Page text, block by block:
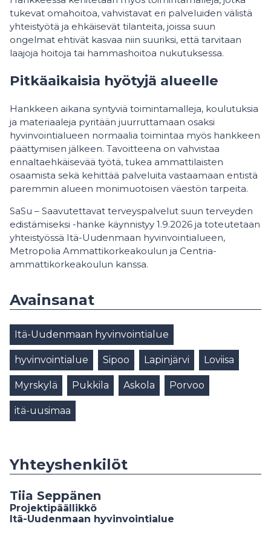
tukevat omahoitoa, vahvistavat eri palveluiden välistä
yhteistyötä ja ehkäisevät tilanteita, joissa suun
ongelmat ehtivät kasvaa niin suuriksi, että tarvitaan
laajoja hoitoja tai hammashoitoa nukutuksessa.
Pitkäaikaisia hyötyjä alueelle
Hankkeen aikana syntyviä toimintamalleja, koulutuksia
ja materiaaleja pyritään juurruttamaan osaksi
hyvinvointialueen normaalia toimintaa myös hankkeen
päättymisen jälkeen. Tavoitteena on vahvistaa
ennaltaehkäisevää työtä, tukea ammattilaisten
osaamista sekä kehittää palveluita vastaamaan entistä
paremmin alueen monimuotoisen väestön tarpeita.
SaSu – Saavutettavat terveyspalvelut suun terveyden
edistämiseksi -hanke käynnistyy 1.9.2026 ja toteutetaan
yhteistyössä Itä-Uudenmaan hyvinvointialueen,
Metropolia Ammattikorkeakoulun ja Centria-
ammattikorkeakoulun kanssa.
Avainsanat
Itä-Uudenmaan hyvinvointialue
hyvinvointialue Sipoo Lapinjärvi Loviisa
Myrskylä Pukkila Askola Porvoo
itä-uusimaa
Yhteyshenkilöt
Tiia Seppänen
Projektipäällikkö
Itä-Uudenmaan hyvinvointialue